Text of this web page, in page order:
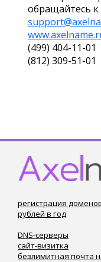
обращайтесь к
(499) 404-11-01
(812) 309-51-01
регистрация
рублей в год
DNS-серверы
сайт-визитка
безлимитная почта